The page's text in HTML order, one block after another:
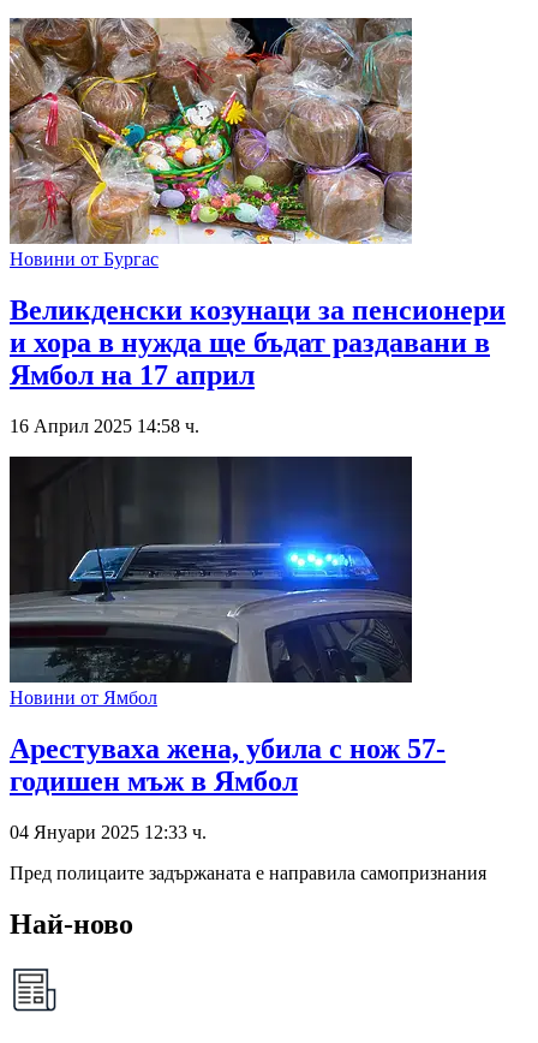
Новини от Бургас
Великденски козунаци за пенсионери
и хора в нужда ще бъдат раздавани в
Ямбол на 17 април
16 Април 2025 14:58 ч.
Новини от Ямбол
Арестуваха жена, убила с нож 57-
годишен мъж в Ямбол
04 Януари 2025 12:33 ч.
Пред полицаите задържаната е направила самопризнания
Най-ново